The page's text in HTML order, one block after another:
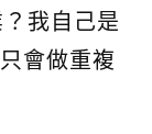
我自己是
會做重複